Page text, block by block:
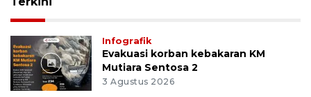
Infografik
Evakuasi korban kebakaran KM
Mutiara Sentosa 2
3 Agustus 2026